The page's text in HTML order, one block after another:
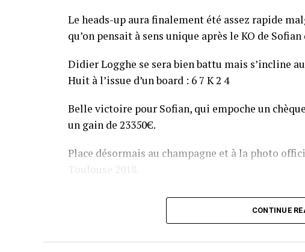
Le heads-up aura finalement été assez rapide
qu’on pensait à sens unique après le KO de
Didier Logghe se sera bien battu mais s’incline
Huit à l’issue d’un board : 6 7 K 2 4
Belle victoire pour Sofian, qui empoche un
un gain de 23350€.
Place désormais au champagne et à la photo
Toulouse 2018.
Assis devant une tonne, Sofian remporte le trophée du BPT Toulouse
CONTINUE